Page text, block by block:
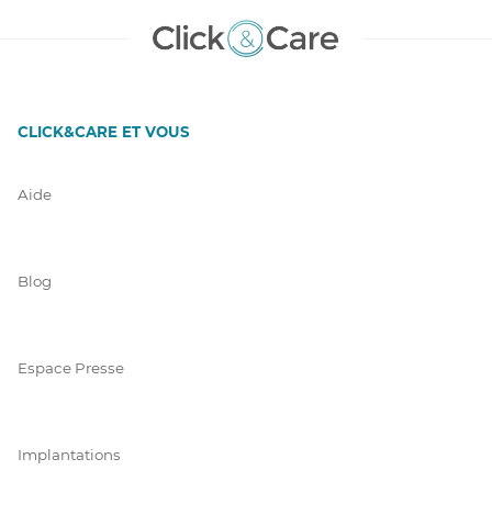
CLICK&CARE ET VOUS
Aide
Blog
Espace Presse
Implantations